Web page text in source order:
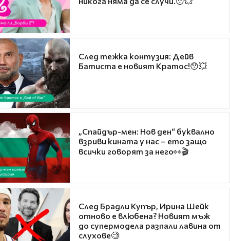
След тежка контузия: Дейв
Батиста е новият Кратос!😯💥
„Спайдър-мен: Нов ден“ буквално
взриви кината у нас – ето защо
всички говорят за него👀🎬
След Брадли Купър, Ирина Шейк
отново е влюбена? Новият мъж
до супермодела разпали лавина от
слухове🧐